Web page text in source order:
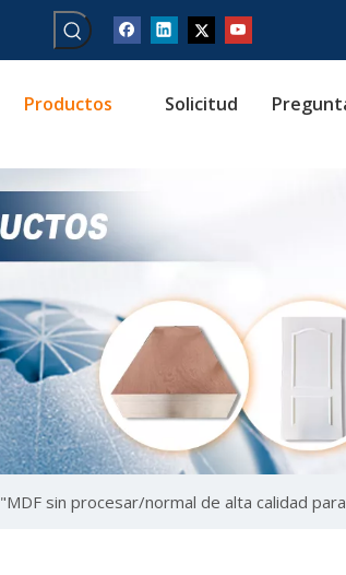
Productos Solicitud
"MDF sin procesar/normal de alta calidad